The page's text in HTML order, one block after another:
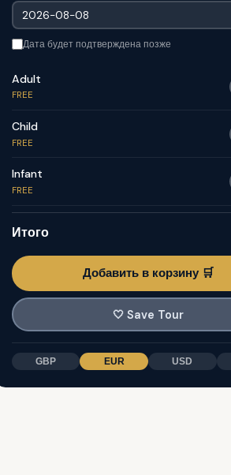
Дата будет подтверждена позже
Adult
FREE
Child
FREE
Infant
FREE
Итого
Добавить в корзину 🛒
🤍 Save Tour
GBP EUR USD